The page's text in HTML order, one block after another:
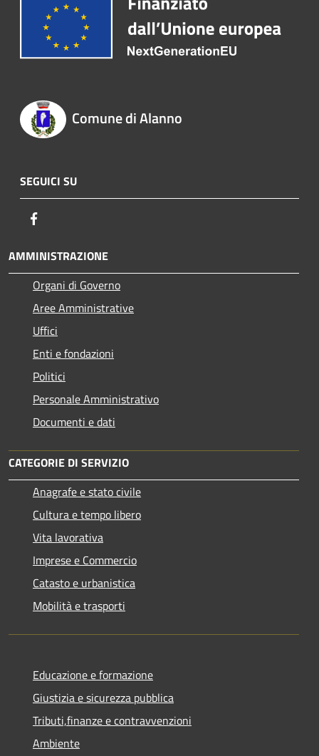
Comune di Alanno
SEGUICI SU
AMMINISTRAZIONE
Organi di Governo
Aree Amministrative
Uffici
Enti e fondazioni
Politici
Personale Amministrativo
Documenti e dati
CATEGORIE DI SERVIZIO
Anagrafe e stato civile
Cultura e tempo libero
Vita lavorativa
Imprese e Commercio
Catasto e urbanistica
Mobilità e trasporti
Educazione e formazione
Giustizia e sicurezza pubblica
Tributi,finanze e contravvenzioni
Ambiente